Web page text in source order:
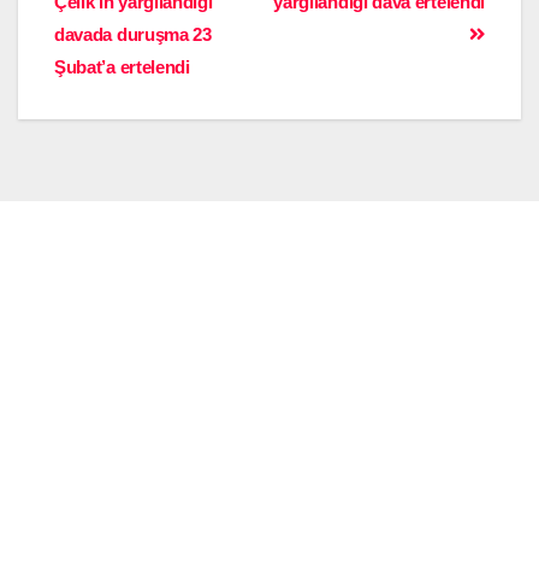
davada duruşma 23
Şubat’a ertelendi